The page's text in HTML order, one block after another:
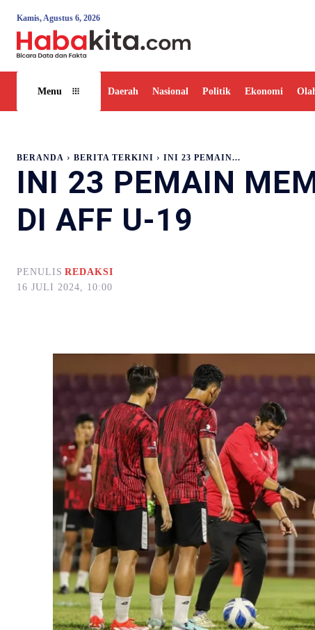
Kamis, Agustus 6, 2026
Menu Daerah Nasional Politik Ekonomi
BERANDA BERITA TERKINI INI 23 PEMAIN...
INI 23 PEMAIN
DI AFF U-19
PENULIS REDAKSI
16 JULI 2024, 10:00